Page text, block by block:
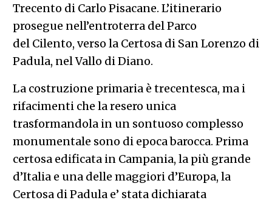
Trecento di Carlo Pisacane. L’itinerario
prosegue nell’entroterra del Parco
del Cilento, verso la Certosa di San Lorenzo di
Padula, nel Vallo di Diano.
La costruzione primaria è trecentesca, ma i
rifacimenti che la resero unica
trasformandola in un sontuoso complesso
monumentale sono di epoca barocca. Prima
certosa edificata in Campania, la più grande
d’Italia e una delle maggiori d’Europa, la
Certosa di Padula e’ stata dichiarata